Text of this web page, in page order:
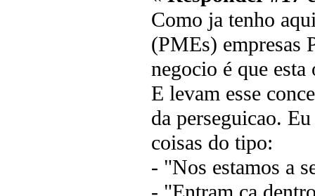
Como ja tenho
(PMEs) empresas
negocio é que esta
E levam esse
da perseguicao.
coisas do tipo:
- "Nos estamos a